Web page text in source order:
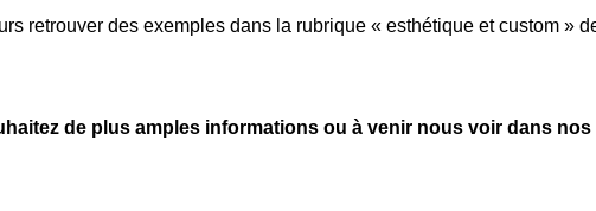
retrouver des exemples dans la rubrique « esthétique et custom »
de plus amples informations ou à venir nous voir dans nos